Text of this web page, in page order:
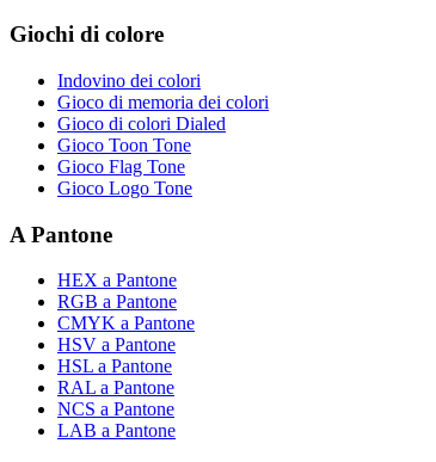
Giochi di colore
Indovino dei colori
Gioco di memoria dei colori
Gioco di colori Dialed
Gioco Toon Tone
Gioco Flag Tone
Gioco Logo Tone
A Pantone
HEX a Pantone
RGB a Pantone
CMYK a Pantone
HSV a Pantone
HSL a Pantone
RAL a Pantone
NCS a Pantone
LAB a Pantone